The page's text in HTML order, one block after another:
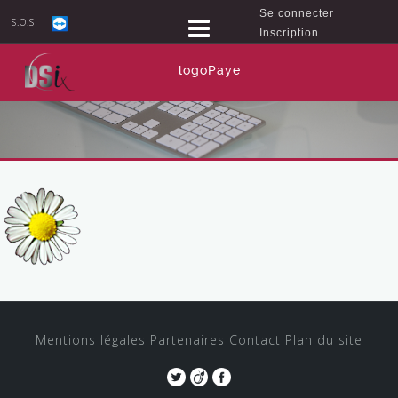
S.O.S
Se connecter
Inscription
logoPaye
Mentions légales Partenaires Contact Plan du site